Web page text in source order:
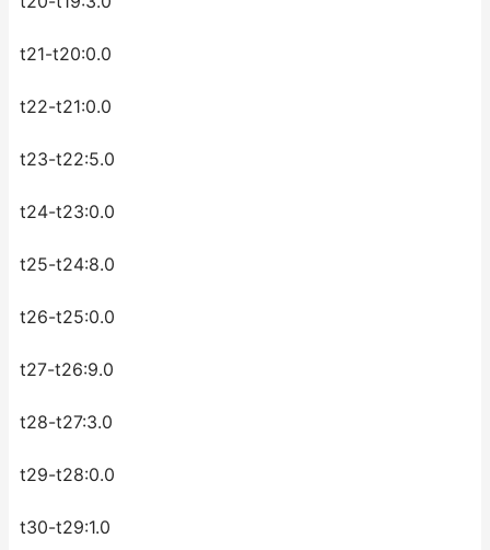
t21-t20:0.0
t22-t21:0.0
t23-t22:5.0
t24-t23:0.0
t25-t24:8.0
t26-t25:0.0
t27-t26:9.0
t28-t27:3.0
t29-t28:0.0
t30-t29:1.0